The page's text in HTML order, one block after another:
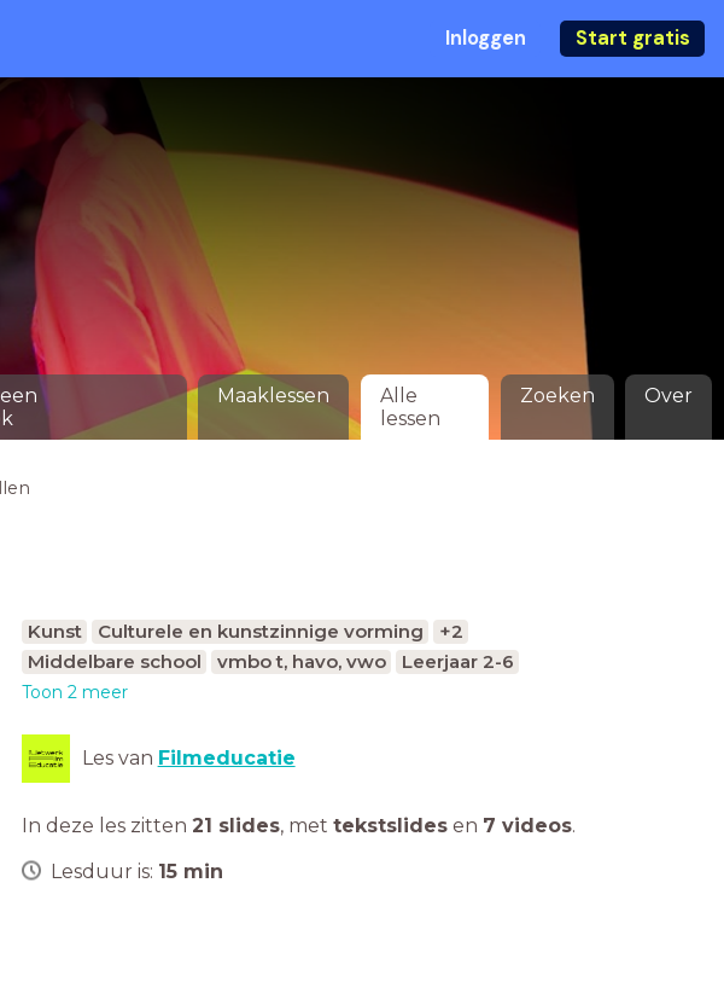
Inloggen Start gratis
Maaklessen
Alle
lessen
Zoeken Over
Kunst Culturele en kunstzinnige vorming
+2
Middelbare school
vmbo t, havo, vwo Leerjaar 2-6
Toon 2 meer
Les van Filmeducatie
In deze les zitten 21 slides, met tekstslides en 7 videos.
Lesduur is: 15 min